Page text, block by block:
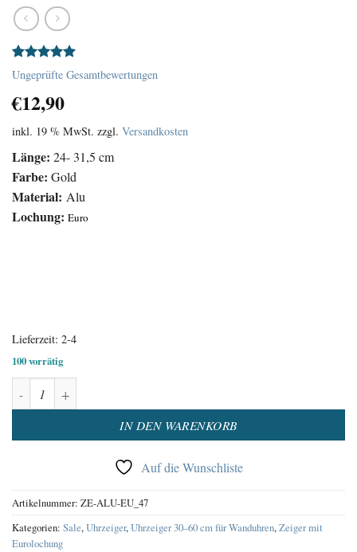
Bewertet
mit5.00
von 5,
basierend
1
Kundenbewertung
Ungeprüfte Gesamtbewertungen
€12,90
inkl. 19 % MwSt. zzgl. Versandkosten
Länge: 24- 31,5 cm
Farbe: Gold
Material: Alu
Lochung: Euro
Lieferzeit: 2-4
100 vorrätig
Uhrzeiger Satz Aluminium Gold Menge
IN DEN WARENKORB
Alternative:
Auf die Wunschliste
Artikelnummer: ZE-ALU-EU_47
Kategorien: Sale,Uhrzeiger,Uhrzeiger 30–60 cm für Wanduhren,Zeiger mit
Eurolochung